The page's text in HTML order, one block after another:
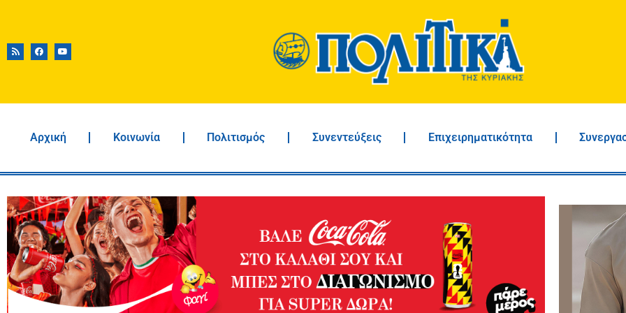
Αρχική Κοινωνία Πολιτισμός Συνεντεύξεις Επιχειρηματικότητα